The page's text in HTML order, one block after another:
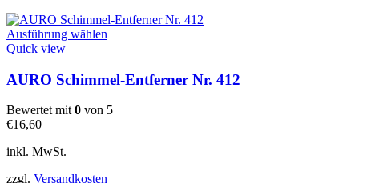
gewählt
Ausführung wählen
mehrere
Varianten
auf.
Quick view
AURO Schimmel-Entferner Nr. 412
Bewertet mit 0 von 5
€16,60
inkl. MwSt.
zzgl. Versandkosten